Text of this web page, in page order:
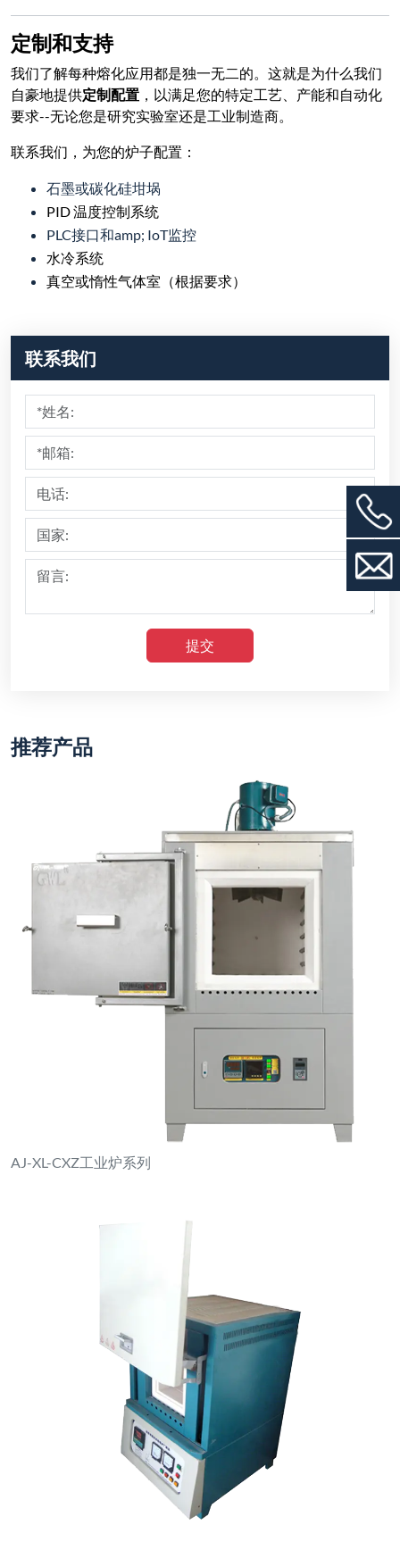
定制和支持
我们了解每种熔化应用都是独一无二的。这就是为什么我们
自豪地提供定制配置 ，以满足您的特定工艺、产能和自动化
要求--无论您是研究实验室还是工业制造商。
联系我们，为您的炉子配置：
石墨或碳化硅坩埚
PID 温度控制系统
PLC接口和amp; IoT监控
水冷系统
真空或惰性气体室（根据要求）
联系我们
提交
推荐产品
AJ-XL-CXZ工业炉系列